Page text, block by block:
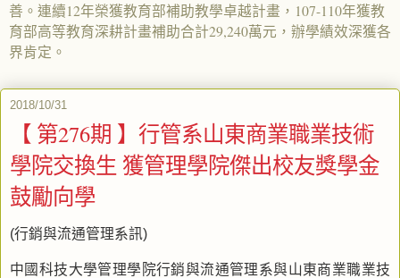
善。連續12年榮獲教育部補助教學卓越計畫，107-110年獲教
育部高等教育深耕計畫補助合計29,240萬元，辦學績效深獲各
界肯定。
2018/10/31
【 第276期 】行管系山東商業職業技術
學院交換生 獲管理學院傑出校友獎學金
鼓勵向學
(行銷與流通管理系訊)
中國科技大學管理學院行銷與流通管理系與山東商業職業技